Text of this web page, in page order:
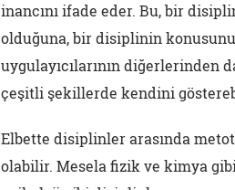
inancını ifade eder. Bu, bir
olduğuna, bir disiplinin
uygulayıcılarının diğerlerinden
çeşitli şekillerde kendini
Elbette disiplinler arasında
olabilir. Mesela fizik ve kimya